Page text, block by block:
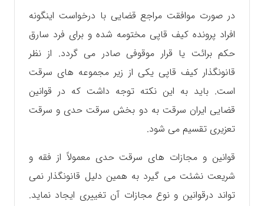
در صورت موافقت مراجع قضایی با درخواست اینگونه
افراد پرونده کیف قاپی مختومه شده و برای فرد سارق
حکم برائت یا قرار موقوفی صادر می گردد. از نظر
قانونگذار کیف قاپی یکی از زیر مجموعه های سرقت
است. باید به این نکته توجه داشت که در قوانین
قضایی ایران سرقت به دو بخش سرقت حدی و سرقت
تعزیری تقسیم می شود.
قوانین و مجازات های سرقت حدی معمولاً از فقه و
شریعت نشئت می گیرد به همین دلیل قانونگذار نمی
تواند درقوانین و نوع مجازات آن تغییری ایجاد نماید.